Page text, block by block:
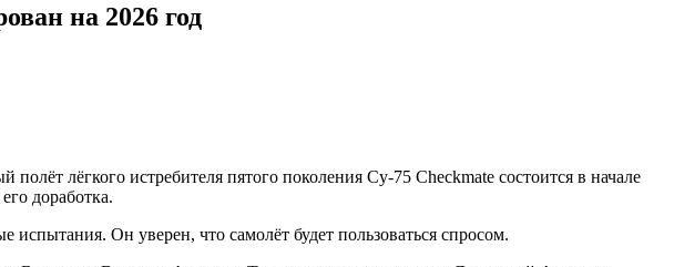
на 2026 год
лёгкого истребителя пятого поколения Су-75 Checkmate состоится в начале
доработка.
Он уверен, что самолёт будет пользоваться спросом.